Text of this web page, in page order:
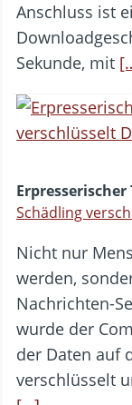
Anschluss ist
Sekunde, mit
Schädling
Nicht nur
werden,
Nachrichten-
wurde der
der Daten auf
verschlüsselt